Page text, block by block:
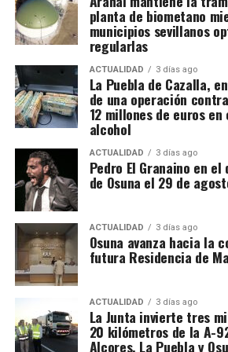
El siglo XIX
definitivamente la
muralla y ciudad
El proceso de ocupación fue
Registros en La Puebla
La conexión con La Puebla no es
territorial. La fase operativa se
14 de julio de 2026 y comprendió
registros en sociedades
Puebla de Cazalla, Valencia,
además del registro de un
Puebla de Cazalla. La información
al menos por ahora, cuántas de las
registradas se encontraban
municipio sevillano, por lo que no
atribuir a La Puebla la totalidad
La operación se desarrolló bajo la
Sección Civil y de Instrucción del
Instancia de Morón de la
órgano judicial competente en la
planta de biometano
municipios sevillanos
regularlas
ACTUALIDAD 3 días ago
La Puebla de Cazalla,
de una operación
12 millones de euros
alcohol
ACTUALIDAD 3 días ago
Pedro El Granaino en
de Osuna el 29 de
ACTUALIDAD 3 días ago
Osuna avanza hacia la
futura Residencia de
ACTUALIDAD 3 días ago
La Junta invierte tres
20 kilómetros de la A-
Alcores, La Puebla y